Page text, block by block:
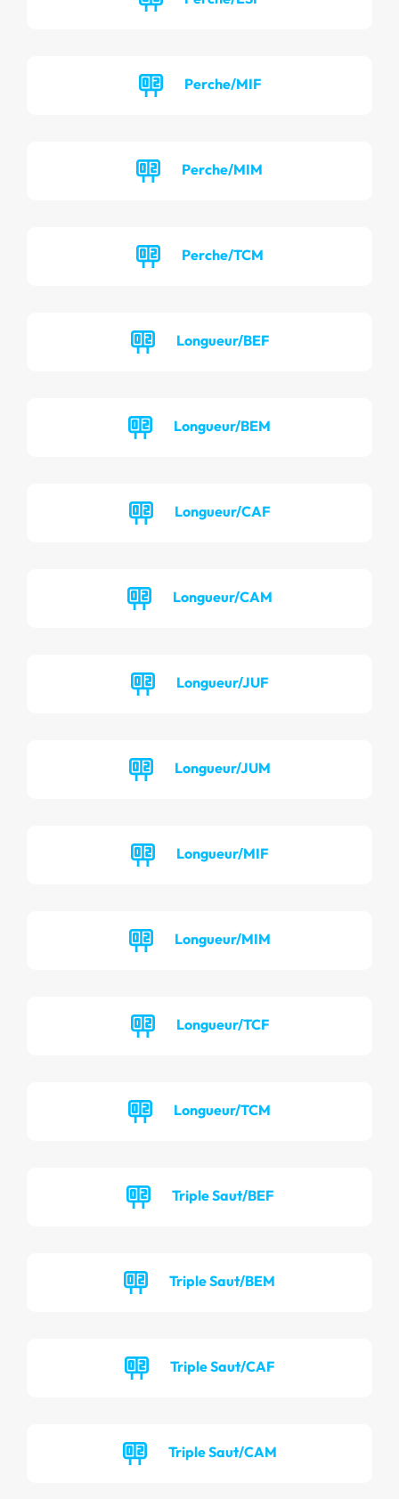
Perche/MIF
Perche/MIM
Perche/TCM
Longueur/BEF
Longueur/BEM
Longueur/CAF
Longueur/CAM
Longueur/JUF
Longueur/JUM
Longueur/MIF
Longueur/MIM
Longueur/TCF
Longueur/TCM
Triple Saut/BEF
Triple Saut/BEM
Triple Saut/CAF
Triple Saut/CAM